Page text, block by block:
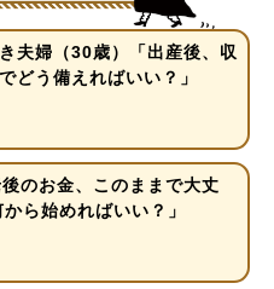
夫婦（30歳）「出産後、収
どう備えればいい？」
のお金、このままで大丈
ら始めればいい？」